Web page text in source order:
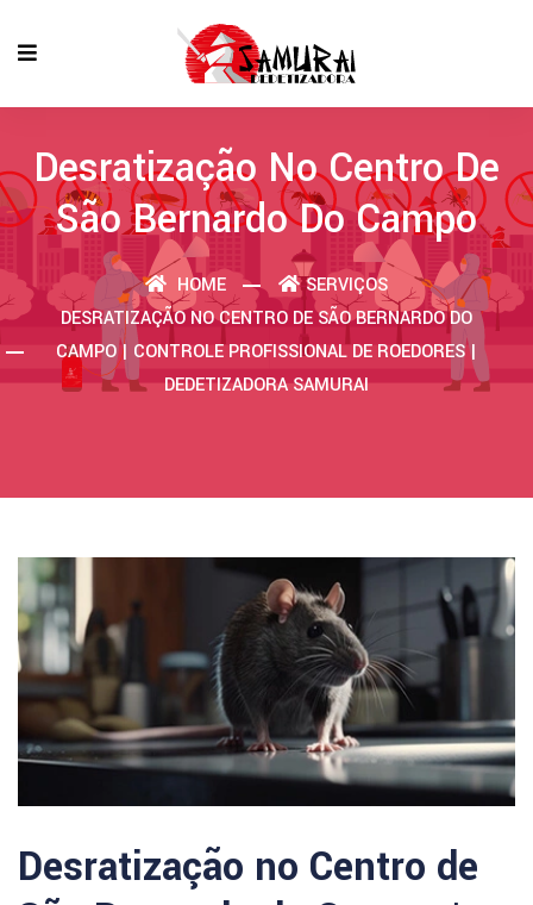
Desratização No Centro De
São Bernardo Do Campo
HOME
SERVIÇOS
DESRATIZAÇÃO NO CENTRO DE SÃO BERNARDO DO
CAMPO | CONTROLE PROFISSIONAL DE ROEDORES |
DEDETIZADORA SAMURAI
Desratização no Centro de